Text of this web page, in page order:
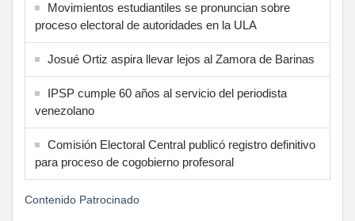
Movimientos estudiantiles se pronuncian sobre
proceso electoral de autoridades en la ULA
Josué Ortiz aspira llevar lejos al Zamora de Barinas
IPSP cumple 60 años al servicio del periodista
venezolano
Comisión Electoral Central publicó registro definitivo
para proceso de cogobierno profesoral
Contenido Patrocinado